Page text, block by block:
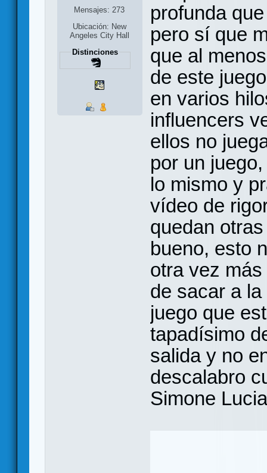
Mensajes: 273
Ubicación: New
Angeles City Hall
Distinciones
profunda
pero sí que
que al
de este
en varios
influencers
ellos no
por un
lo mismo y
vídeo de
quedan
bueno, esto
otra vez
de sacar a
juego que
tapadísimo
salida y no
descalabro
Simone